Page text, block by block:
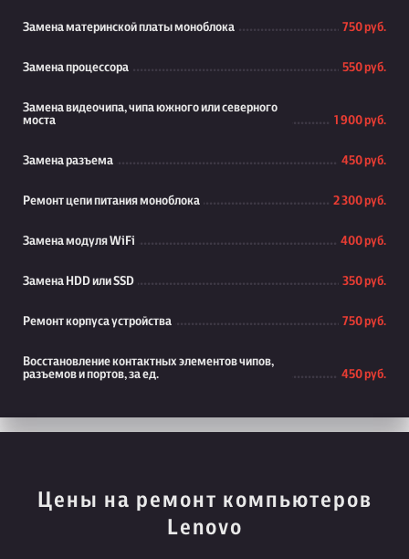
Замена материнской платы моноблока 750 руб.
Замена процессора 550 руб.
Замена видеочипа, чипа южного или северного
моста
1 900 руб.
Замена разъема 450 руб.
Ремонт цепи питания моноблока 2 300 руб.
Замена модуля WiFi 400 руб.
Замена HDD или SSD 350 руб.
Ремонт корпуса устройства 750 руб.
Восстановление контактных элементов чипов,
разъемов и портов, за ед.
450 руб.
Цены на ремонт компьютеров
Lenovo